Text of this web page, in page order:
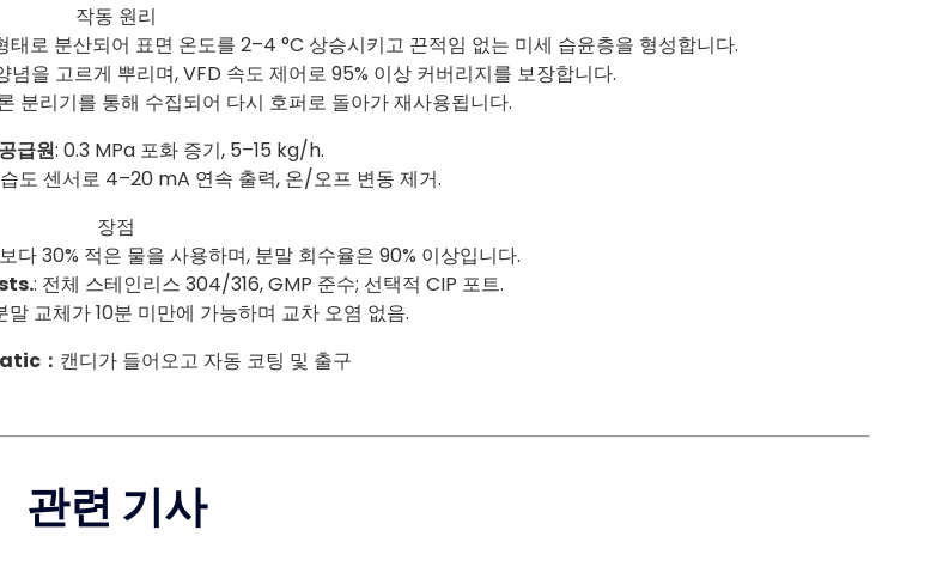
작동 원리
로 분산되어 표면 온도를 2–4 °C 상승시키고 끈적임 없는 미세 습윤층을 형성합니다.
을 고르게 뿌리며, VFD 속도 제어로 95% 이상 커버리지를 보장합니다.
분리기를 통해 수집되어 다시 호퍼로 돌아가 재사용됩니다.
급원: 0.3 MPa 포화 증기, 5–15 kg/h.
도 센서로 4–20 mA 연속 출력, 온/오프 변동 제거.
장점
다 30% 적은 물을 사용하며, 분말 회수율은 90% 이상입니다.
: 전체 스테인리스 304/316, GMP 준수; 선택적 CIP 포트.
말 교체가 10분 미만에 가능하며 교차 오염 없음.
： 캔디가 들어오고 자동 코팅 및 출구
관련 기사